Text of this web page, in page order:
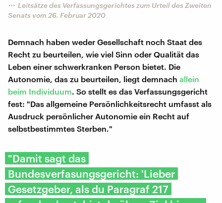
Leitsätze des Verfassungsgerichtes zum Urteil des Zweiten
Senats vom 26. Februar 2020
Demnach haben weder Gesellschaft noch Staat des
Recht zu beurteilen, wie viel Sinn oder Qualität das
Leben einer schwerkranken Person bietet. Die
Autonomie, das zu beurteilen, liegt demnach allein
beim Individuum. So stellt es das Verfassungsgericht
fest: "Das allgemeine Persönlichkeitsrecht umfasst als
Ausdruck persönlicher Autonomie ein Recht auf
selbstbestimmtes Sterben."
"Damit sagt das
Bundesverfasungsgericht: 'Lieber
Gesetzgeber, als du Paragraf 217